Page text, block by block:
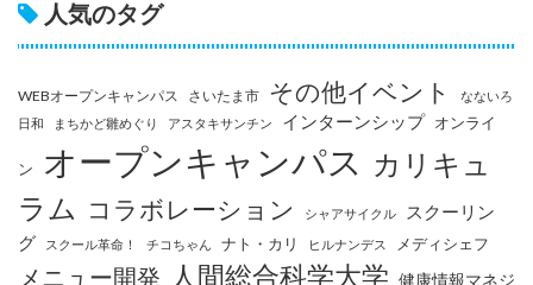
人気のタグ
WEBオープンキャンパス さいたま市 その他イベント
なないろ
日和
まちかど雛めぐり アスタキサンチン インターンシップ オンライ
ン オープンキャンパス カリキュ
ラム コラボレーション シャアサイクル
スクーリン
グ
スクール革命！ チコちゃん ナト・カリ ヒルナンデス メディシェフ
メニュー開発 人間総合科学大学 健康情報マネジ